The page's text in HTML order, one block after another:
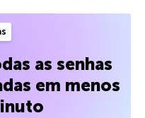
as senhas
em menos